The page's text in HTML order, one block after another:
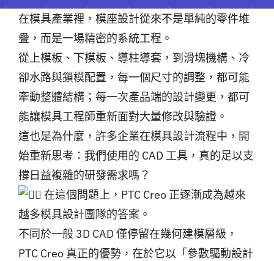
在模具產業裡，模座設計從來不是單純的零件堆
疊，而是一場精密的系統工程。
從上模板、下模板、導柱導套，到滑塊機構、冷
卻水路與鎖模配置，每一個尺寸的調整，都可能
牽動整體結構；每一次產品端的設計變更，都可
能讓模具工程師重新面對大量修改與驗證。
這也是為什麼，許多企業在模具設計流程中，開
始重新思考：我們使用的 CAD 工具，真的足以支
撐日益複雜的研發需求嗎？
在這個問題上，PTC Creo 正逐漸成為越來
越多模具設計團隊的答案。
不同於一般 3D CAD 僅停留在幾何建模層級，
PTC Creo 真正的優勢，在於它以「參數驅動設計